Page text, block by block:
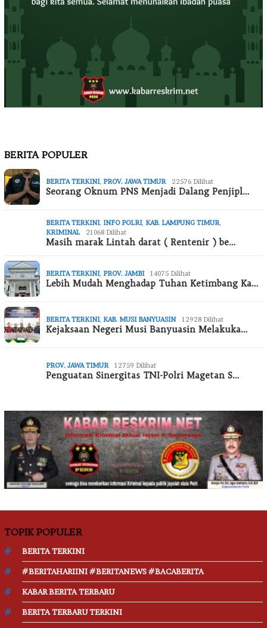
BERITA POPULER
BERITA TERKINI, PROV. JAWA TIMUR 22576 Dilihat
Seorang Oknum PNS Menjadi Dalang Penjipl…
BERITA TERKINI, INFO POLRI, KAB. LAMPUNG TIMUR
KRIMINAL
21068 Dilihat
Masih marak Lintah darat ( Rentenir ) be…
BERITA TERKINI, PROV. JAMBI 14075 Dilihat
Lebih Mudah Menghadap Tuhan Ketimbang Ka…
BERITA TERKINI, KAB. MUSI BANYUASIN 12928 Dilihat
Kejaksaan Negeri Musi Banyuasin Melakuka…
PROV. JAWA TIMUR 12759 Dilihat
Penguatan Sinergitas TNI-Polri Magetan S…
TOPIK POPULER
BERITA TERKINI
#BERITAHARIINI #BERITANEWS #BACABERITA
KABAR BERITA TERBARU
BERITA TERBARU TERKINI